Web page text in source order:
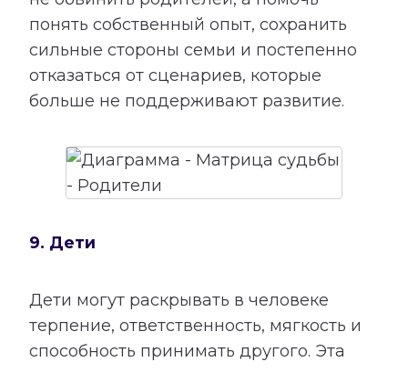
понять собственный опыт, сохранить
сильные стороны семьи и постепенно
отказаться от сценариев, которые
больше не поддерживают развитие.
9. Дети
Дети могут раскрывать в человеке
терпение, ответственность, мягкость и
способность принимать другого. Эта